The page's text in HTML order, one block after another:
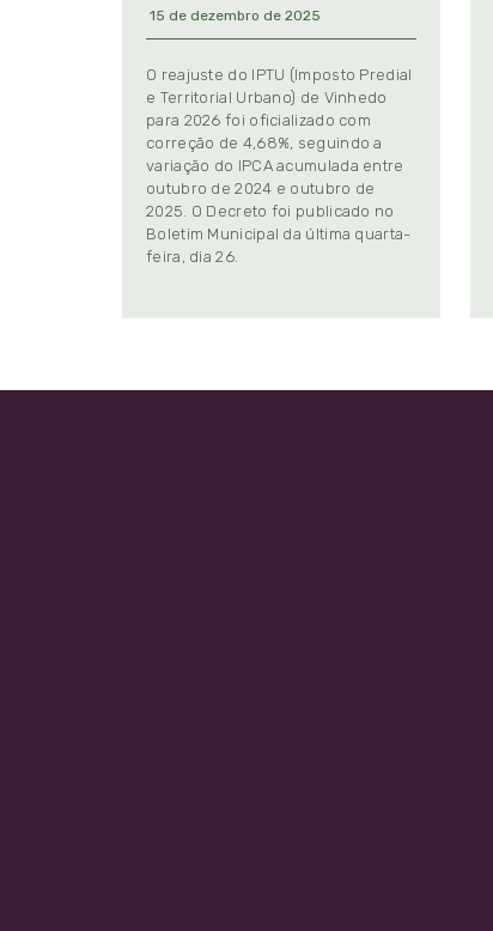
15 de dezembro de 2025
O reajuste do IPTU (Imposto Predial
e Territorial Urbano) de Vinhedo
para 2026 foi oficializado com
correção de 4,68%, seguindo a
variação do IPCA acumulada entre
outubro de 2024 e outubro de
2025. O Decreto foi publicado no
Boletim Municipal da última quarta-
feira, dia 26.